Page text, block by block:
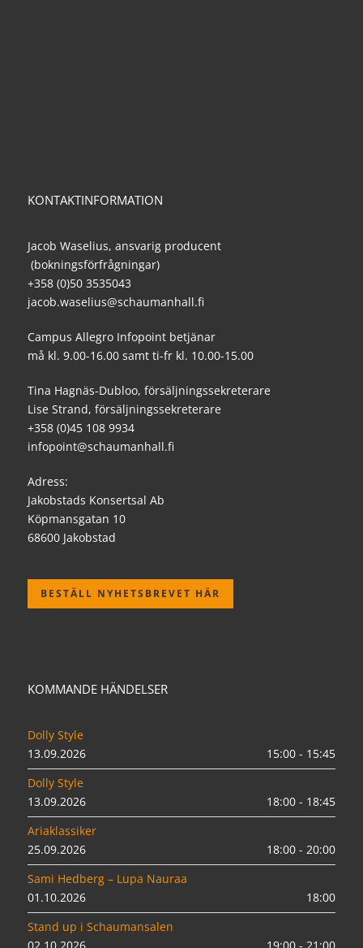
KONTAKTINFORMATION
Jacob Waselius, ansvarig producent
(bokningsförfrågningar)
+358 (0)50 3535043
jacob.waselius@schaumanhall.fi
Campus Allegro Infopoint betjänar
må kl. 9.00-16.00 samt ti-fr kl. 10.00-15.00
Tina Hagnäs-Dubloo, försäljningssekreterare
Lise Strand, försäljningssekreterare
+358 (0)45 108 9934
infopoint@schaumanhall.fi
Adress:
Jakobstads Konsertsal Ab
Köpmansgatan 10
68600 Jakobstad
BESTÄLL NYHETSBREVET HÄR
KOMMANDE HÄNDELSER
Dolly Style
13.09.2026
15:00 - 15:45
Dolly Style
13.09.2026
18:00 - 18:45
Ariaklassiker
25.09.2026
18:00 - 20:00
Sami Hedberg – Lupa Nauraa
01.10.2026
18:00
Stand up i Schaumansalen